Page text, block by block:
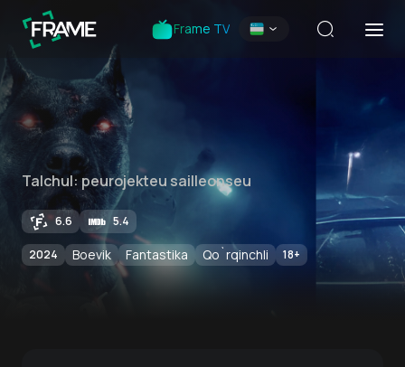
Frame TV
Talchul: peurojekteu sailleonseu
6.6 5.4
2024 Boevik Fantastika Qo`rqinchli 18+